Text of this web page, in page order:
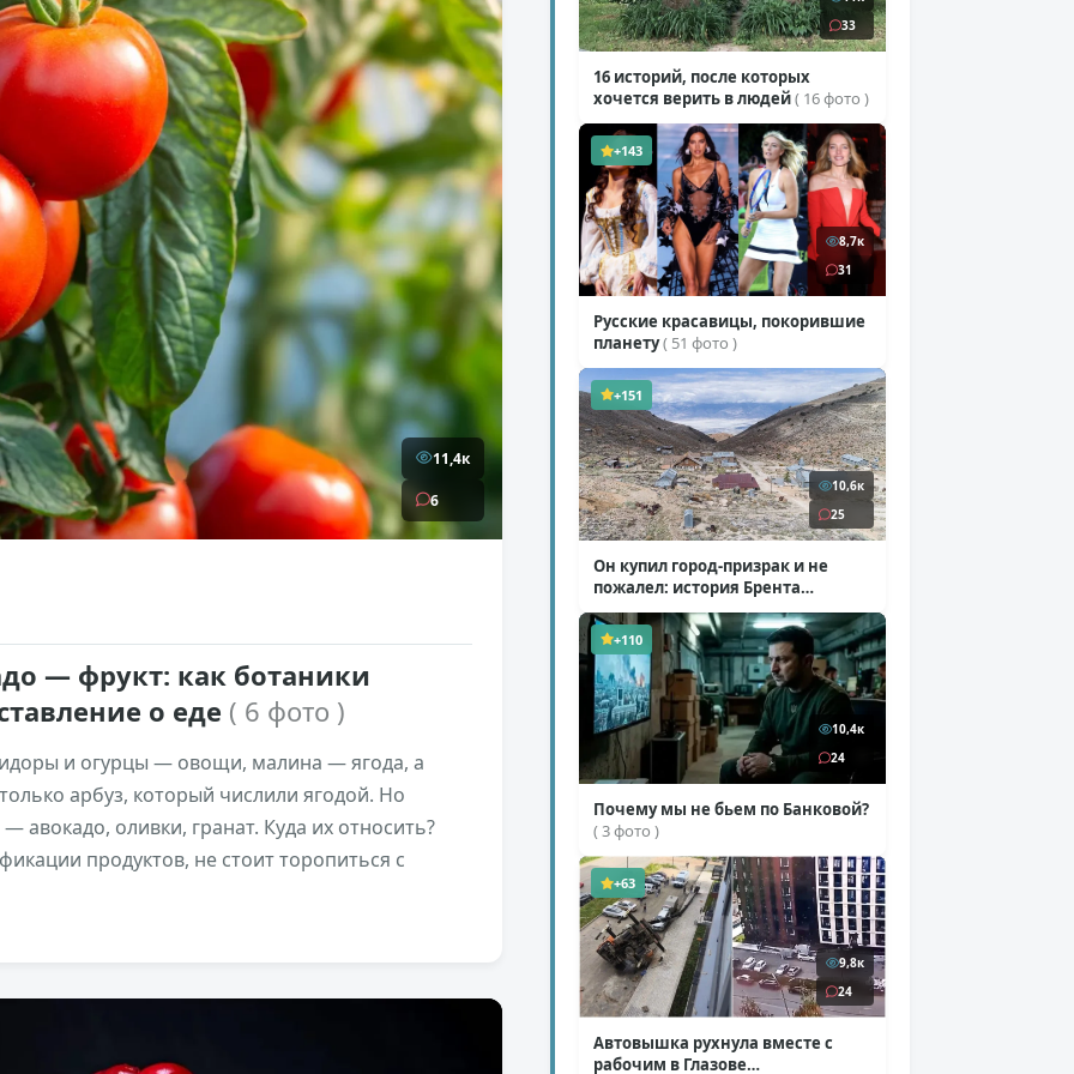
11,4к
6
— фрукт: как ботаники
о еде ( 6 фото )
и огурцы — овощи, малина — ягода, а
арбуз, который числили ягодой. Но
оливки, гранат. Куда их относить?
продуктов, не стоит торопиться с
33
16 историй, после которых
хочется верить в людей( 16 фото )
+143
8,7к
31
Русские красавицы, покорившие
планету( 51 фото )
+151
10,6к
25
Он купил город-призрак и не
пожалел: история Брента
Андервуда( 1 фото + 1 видео )
+110
10,4к
24
Почему мы не бьем по Банковой?
( 3 фото )
+63
9,8к
24
Автовышка рухнула вместе с
рабочим в Глазове